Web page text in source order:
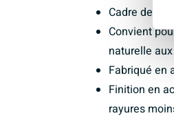
Cadre de
Convient
naturelle
Fabriqué en
Finition en
rayures